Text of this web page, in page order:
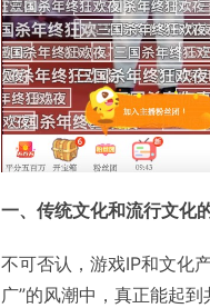
一、传统文化和流行文化
不可否认，游戏IP和文化
广”的风潮中，真正能起到